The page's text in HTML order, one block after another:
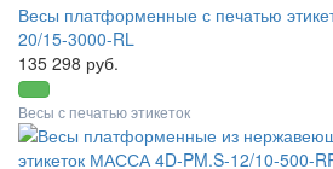
Весы платформенные с печатью
20/15-3000-RL
135 298 руб.
Весы с печатью этикеток